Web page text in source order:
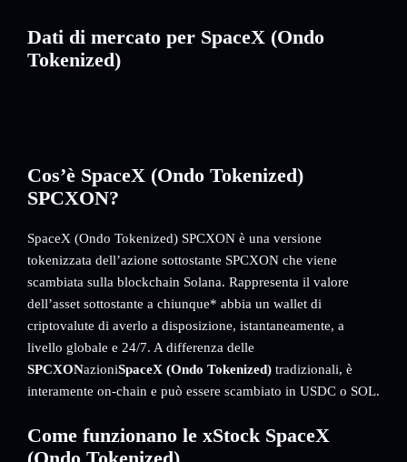
Dati di mercato per SpaceX (Ondo
Tokenized)
Cos’è SpaceX (Ondo Tokenized)
SPCXON?
SpaceX (Ondo Tokenized) SPCXON è una versione
tokenizzata dell’azione sottostante SPCXON che viene
scambiata sulla blockchain Solana. Rappresenta il valore
dell’asset sottostante a chiunque* abbia un wallet di
criptovalute di averlo a disposizione, istantaneamente, a
livello globale e 24/7. A differenza delle
SPCXONazioniSpaceX (Ondo Tokenized) tradizionali, è
interamente on-chain e può essere scambiato in USDC o SOL.
Come funzionano le xStock SpaceX